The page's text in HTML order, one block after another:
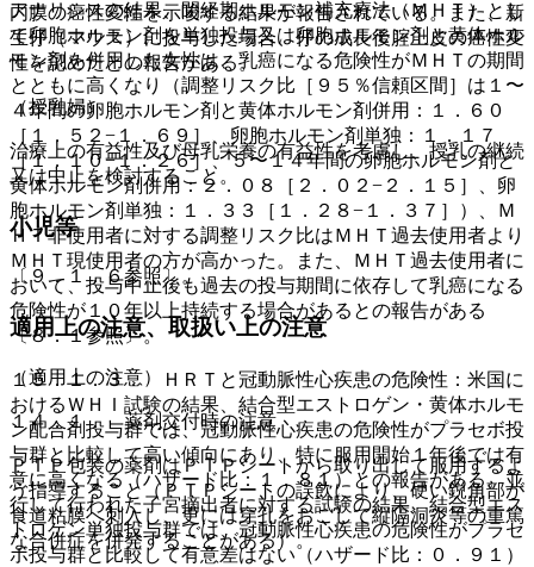
アナリシスの結果、閉経期ホルモン補充療法（ＭＨＴ）とし
て卵胞ホルモン剤を単独投与又は卵胞ホルモン剤と黄体ホル
モン剤を併用した女性は、乳癌になる危険性がＭＨＴの期間
とともに高くなり（調整リスク比［９５％信頼区間］は１〜
４年間の卵胞ホルモン剤と黄体ホルモン剤併用：１．６０
［１．５２−１．６９］、卵胞ホルモン剤単独：１．１７
［１．１０−１．２６］、５〜１４年間の卵胞ホルモン剤と
黄体ホルモン剤併用：２．０８［２．０２−２．１５］、卵
胞ホルモン剤単独：１．３３［１．２８−１．３７］）、Ｍ
ＨＴ非使用者に対する調整リスク比はＭＨＴ過去使用者より
ＭＨＴ現使用者の方が高かった。また、ＭＨＴ過去使用者に
おいて、投与中止後も過去の投与期間に依存して乳癌になる
危険性が１０年以上持続する場合があるとの報告がある
〔８．１参照〕。
１５．１．３． ＨＲＴと冠動脈性心疾患の危険性：米国に
おけるＷＨＩ試験の結果、結合型エストロゲン・黄体ホルモ
ン配合剤投与群では、冠動脈性心疾患の危険性がプラセボ投
与群と比較して高い傾向にあり、特に服用開始１年後では有
意に高くなる（ハザード比：１．８１）との報告がある。並
行して行われた子宮摘出者に対する試験の結果、結合型エス
トロゲン単独投与群では、冠動脈性心疾患の危険性がプラセ
ボ投与群と比較して有意差はない（ハザード比：０．９１）
内膜の癌性変性を示唆する結果が報告されている。また、新
生仔（マウス）に投与した場合、仔の成長後腟上皮の癌性変
性を認めたとの報告がある。
（授乳婦）
治療上の有益性及び母乳栄養の有益性を考慮し、授乳の継続
又は中止を検討すること。
小児等
〔９．１．６参照〕。
適用上の注意、取扱い上の注意
（適用上の注意）
１４．１． 薬剤交付時の注意
ＰＴＰ包装の薬剤はＰＴＰシートから取り出して服用するよ
う指導すること（ＰＴＰシートの誤飲により、硬い鋭角部が
食道粘膜へ刺入し、更には穿孔をおこして縦隔洞炎等の重篤
な合併症を併発することがある）。